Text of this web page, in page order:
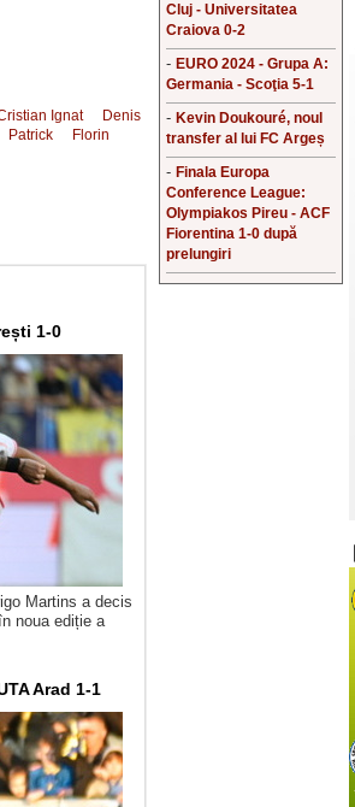
Ignat
Denis
Patrick
Florin
1-0
Martins a decis
noua ediție a
Arad 1-1
Cluj - Universitatea
Craiova 0-2
- EURO 2024 - Grupa A:
Germania - Scoţia 5-1
- Kevin Doukouré, noul
transfer al lui FC Argeș
- Finala Europa
Conference League:
Olympiakos Pireu - ACF
Fiorentina 1-0 după
prelungiri